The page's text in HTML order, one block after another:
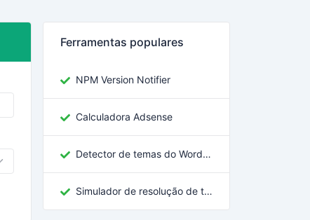
Ferramentas populares
NPM Version Notifier
Calculadora Adsense
Detector de temas do WordPress
Simulador de resolução de tela